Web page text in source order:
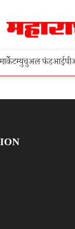
म्युचुअल फंड